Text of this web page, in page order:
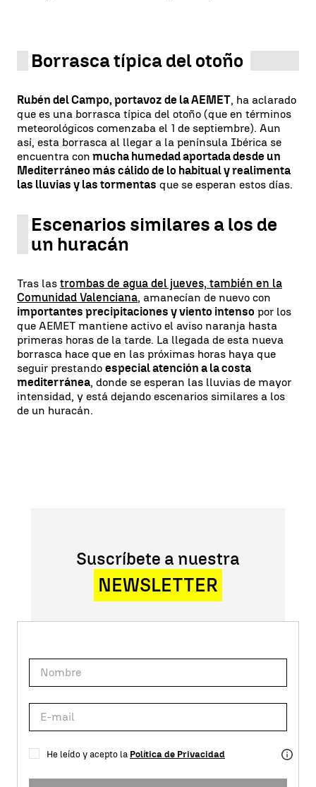
Borrasca típica del otoño
Rubén del Campo, portavoz de la AEMET, ha aclarado
que es una borrasca típica del otoño (que en términos
meteorológicos comenzaba el 1 de septiembre). Aun
así, esta borrasca al llegar a la península Ibérica se
encuentra con mucha humedad aportada desde un
Mediterráneo más cálido de lo habitual y realimenta
las lluvias y las tormentas que se esperan estos días.
Escenarios similares a los de
un huracán
Tras las trombas de agua del jueves, también en la
Comunidad Valenciana, amanecían de nuevo con
importantes precipitaciones y viento intenso por los
que AEMET mantiene activo el aviso naranja hasta
primeras horas de la tarde. La llegada de esta nueva
borrasca hace que en las próximas horas haya que
seguir prestando especial atención a la costa
mediterránea, donde se esperan las lluvias de mayor
intensidad, y está dejando escenarios similares a los
de un huracán.
Suscríbete a nuestra
NEWSLETTER
He leído y acepto la Política de Privacidad